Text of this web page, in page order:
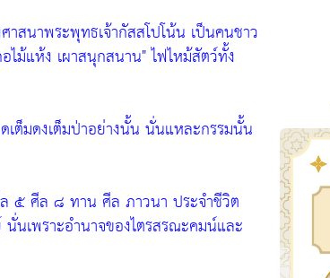
าสนาพระพุทธเจ้ากัสสโปโน้น เป็นคนชาว
อไม้แห้ง เผาสนุกสนาน"ไฟไหม้สัตว์ทั้ง
เต็มดงเต็มป่าอย่างนั้น นั่นแหละกรรมนั้น
๕ ศีล ๘ ทาน ศีล ภาวนา ประจำชีวิต
นเพราะอำนาจของไตรสรณะคมน์และ